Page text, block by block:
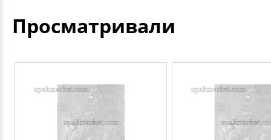
Просматривали